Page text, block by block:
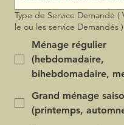
Type de Service Demandé (
le ou les service Demandés )
Ménage régulier
(hebdomadaire,
bihebdomadaire,
Grand ménage
(printemps,